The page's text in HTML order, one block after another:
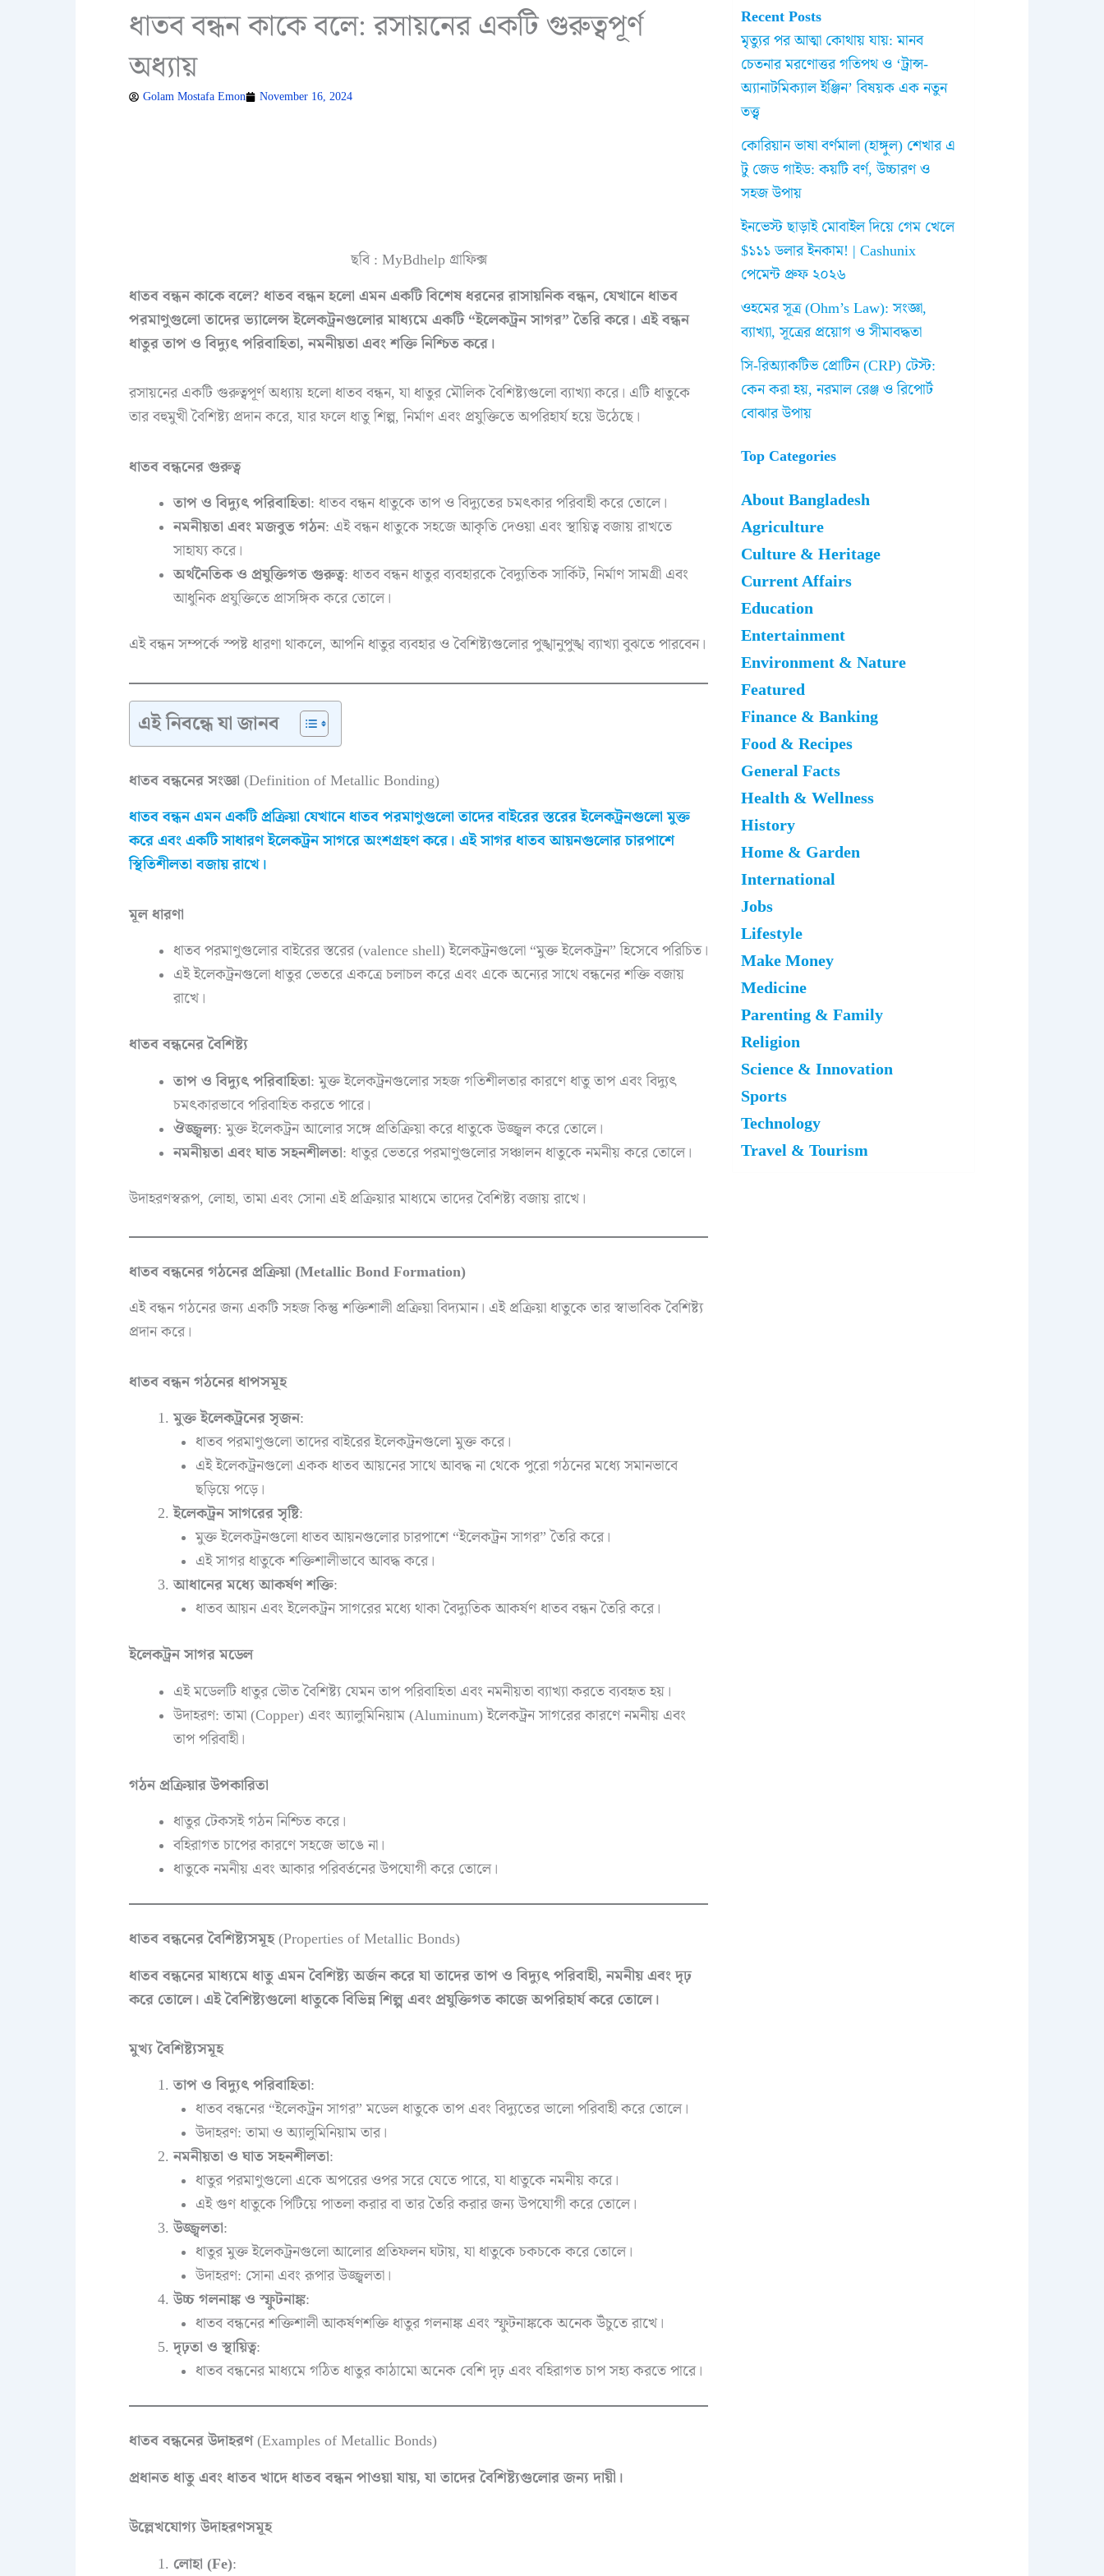
ধাতব বন্ধন কাকে বলে: রসায়নের একটি গুরুত্বপূর্ণ
অধ্যায়
Golam Mostafa Emon November 16, 2024
ছবি : MyBdhelp গ্রাফিক্স
ধাতব বন্ধন কাকে বলে? ধাতব বন্ধন হলো এমন একটি বিশেষ ধরনের রাসায়নিক বন্ধন, যেখানে ধাতব
পরমাণুগুলো তাদের ভ্যালেন্স ইলেকট্রনগুলোর মাধ্যমে একটি “ইলেকট্রন সাগর” তৈরি করে। এই বন্ধন
ধাতুর তাপ ও বিদ্যুৎ পরিবাহিতা, নমনীয়তা এবং শক্তি নিশ্চিত করে।
রসায়নের একটি গুরুত্বপূর্ণ অধ্যায় হলো ধাতব বন্ধন, যা ধাতুর মৌলিক বৈশিষ্ট্যগুলো ব্যাখ্যা করে। এটি ধাতুকে
তার বহুমুখী বৈশিষ্ট্য প্রদান করে, যার ফলে ধাতু শিল্প, নির্মাণ এবং প্রযুক্তিতে অপরিহার্য হয়ে উঠেছে।
ধাতব বন্ধনের গুরুত্ব
তাপ ও বিদ্যুৎ পরিবাহিতা: ধাতব বন্ধন ধাতুকে তাপ ও বিদ্যুতের চমৎকার পরিবাহী করে তোলে।
নমনীয়তা এবং মজবুত গঠন: এই বন্ধন ধাতুকে সহজে আকৃতি দেওয়া এবং স্থায়িত্ব বজায় রাখতে
সাহায্য করে।
অর্থনৈতিক ও প্রযুক্তিগত গুরুত্ব: ধাতব বন্ধন ধাতুর ব্যবহারকে বৈদ্যুতিক সার্কিট, নির্মাণ সামগ্রী এবং
আধুনিক প্রযুক্তিতে প্রাসঙ্গিক করে তোলে।
এই বন্ধন সম্পর্কে স্পষ্ট ধারণা থাকলে, আপনি ধাতুর ব্যবহার ও বৈশিষ্ট্যগুলোর পুঙ্খানুপুঙ্খ ব্যাখ্যা বুঝতে পারবেন।
এই নিবন্ধে যা জানব
ধাতব বন্ধনের সংজ্ঞা (Definition of Metallic Bonding)
ধাতব বন্ধন এমন একটি প্রক্রিয়া যেখানে ধাতব পরমাণুগুলো তাদের বাইরের স্তরের ইলেকট্রনগুলো মুক্ত
করে এবং একটি সাধারণ ইলেকট্রন সাগরে অংশগ্রহণ করে। এই সাগর ধাতব আয়নগুলোর চারপাশে
স্থিতিশীলতা বজায় রাখে।
মূল ধারণা
ধাতব পরমাণুগুলোর বাইরের স্তরের (valence shell) ইলেকট্রনগুলো “মুক্ত ইলেকট্রন” হিসেবে পরিচিত।
এই ইলেকট্রনগুলো ধাতুর ভেতরে একত্রে চলাচল করে এবং একে অন্যের সাথে বন্ধনের শক্তি বজায়
রাখে।
ধাতব বন্ধনের বৈশিষ্ট্য
তাপ ও বিদ্যুৎ পরিবাহিতা: মুক্ত ইলেকট্রনগুলোর সহজ গতিশীলতার কারণে ধাতু তাপ এবং বিদ্যুৎ
চমৎকারভাবে পরিবাহিত করতে পারে।
ঔজ্জ্বল্য: মুক্ত ইলেকট্রন আলোর সঙ্গে প্রতিক্রিয়া করে ধাতুকে উজ্জ্বল করে তোলে।
নমনীয়তা এবং ঘাত সহনশীলতা: ধাতুর ভেতরে পরমাণুগুলোর সঞ্চালন ধাতুকে নমনীয় করে তোলে।
উদাহরণস্বরূপ, লোহা, তামা এবং সোনা এই প্রক্রিয়ার মাধ্যমে তাদের বৈশিষ্ট্য বজায় রাখে।
ধাতব বন্ধনের গঠনের প্রক্রিয়া (Metallic Bond Formation)
এই বন্ধন গঠনের জন্য একটি সহজ কিন্তু শক্তিশালী প্রক্রিয়া বিদ্যমান। এই প্রক্রিয়া ধাতুকে তার স্বাভাবিক বৈশিষ্ট্য
প্রদান করে।
ধাতব বন্ধন গঠনের ধাপসমূহ
মুক্ত ইলেকট্রনের সৃজন:
ধাতব পরমাণুগুলো তাদের বাইরের ইলেকট্রনগুলো মুক্ত করে।
এই ইলেকট্রনগুলো একক ধাতব আয়নের সাথে আবদ্ধ না থেকে পুরো গঠনের মধ্যে সমানভাবে
ছড়িয়ে পড়ে।
ইলেকট্রন সাগরের সৃষ্টি:
মুক্ত ইলেকট্রনগুলো ধাতব আয়নগুলোর চারপাশে “ইলেকট্রন সাগর” তৈরি করে।
এই সাগর ধাতুকে শক্তিশালীভাবে আবদ্ধ করে।
আধানের মধ্যে আকর্ষণ শক্তি:
ধাতব আয়ন এবং ইলেকট্রন সাগরের মধ্যে থাকা বৈদ্যুতিক আকর্ষণ ধাতব বন্ধন তৈরি করে।
ইলেকট্রন সাগর মডেল
এই মডেলটি ধাতুর ভৌত বৈশিষ্ট্য যেমন তাপ পরিবাহিতা এবং নমনীয়তা ব্যাখ্যা করতে ব্যবহৃত হয়।
উদাহরণ: তামা (Copper) এবং অ্যালুমিনিয়াম (Aluminum) ইলেকট্রন সাগরের কারণে নমনীয় এবং
তাপ পরিবাহী।
গঠন প্রক্রিয়ার উপকারিতা
ধাতুর টেকসই গঠন নিশ্চিত করে।
বহিরাগত চাপের কারণে সহজে ভাঙে না।
ধাতুকে নমনীয় এবং আকার পরিবর্তনের উপযোগী করে তোলে।
ধাতব বন্ধনের বৈশিষ্ট্যসমূহ (Properties of Metallic Bonds)
ধাতব বন্ধনের মাধ্যমে ধাতু এমন বৈশিষ্ট্য অর্জন করে যা তাদের তাপ ও বিদ্যুৎ পরিবাহী, নমনীয় এবং দৃঢ়
করে তোলে। এই বৈশিষ্ট্যগুলো ধাতুকে বিভিন্ন শিল্প এবং প্রযুক্তিগত কাজে অপরিহার্য করে তোলে।
মুখ্য বৈশিষ্ট্যসমূহ
তাপ ও বিদ্যুৎ পরিবাহিতা:
ধাতব বন্ধনের “ইলেকট্রন সাগর” মডেল ধাতুকে তাপ এবং বিদ্যুতের ভালো পরিবাহী করে তোলে।
উদাহরণ: তামা ও অ্যালুমিনিয়াম তার।
নমনীয়তা ও ঘাত সহনশীলতা:
ধাতুর পরমাণুগুলো একে অপরের ওপর সরে যেতে পারে, যা ধাতুকে নমনীয় করে।
এই গুণ ধাতুকে পিটিয়ে পাতলা করার বা তার তৈরি করার জন্য উপযোগী করে তোলে।
উজ্জ্বলতা:
ধাতুর মুক্ত ইলেকট্রনগুলো আলোর প্রতিফলন ঘটায়, যা ধাতুকে চকচকে করে তোলে।
উদাহরণ: সোনা এবং রূপার উজ্জ্বলতা।
উচ্চ গলনাঙ্ক ও স্ফুটনাঙ্ক:
ধাতব বন্ধনের শক্তিশালী আকর্ষণশক্তি ধাতুর গলনাঙ্ক এবং স্ফুটনাঙ্ককে অনেক উঁচুতে রাখে।
দৃঢ়তা ও স্থায়িত্ব:
ধাতব বন্ধনের মাধ্যমে গঠিত ধাতুর কাঠামো অনেক বেশি দৃঢ় এবং বহিরাগত চাপ সহ্য করতে পারে।
ধাতব বন্ধনের উদাহরণ (Examples of Metallic Bonds)
প্রধানত ধাতু এবং ধাতব খাদে ধাতব বন্ধন পাওয়া যায়, যা তাদের বৈশিষ্ট্যগুলোর জন্য দায়ী।
উল্লেখযোগ্য উদাহরণসমূহ
লোহা (Fe):
Recent Posts
মৃত্যুর পর আত্মা কোথায় যায়: মানব
চেতনার মরণোত্তর গতিপথ ও ‘ট্রান্স-
অ্যানাটমিক্যাল ইঞ্জিন’ বিষয়ক এক নতুন
তত্ত্ব
কোরিয়ান ভাষা বর্ণমালা (হাঙ্গুল) শেখার এ
টু জেড গাইড: কয়টি বর্ণ, উচ্চারণ ও
সহজ উপায়
ইনভেস্ট ছাড়াই মোবাইল দিয়ে গেম খেলে
$১১১ ডলার ইনকাম! | Cashunix
পেমেন্ট প্রুফ ২০২৬
ওহমের সূত্র (Ohm’s Law): সংজ্ঞা,
ব্যাখ্যা, সূত্রের প্রয়োগ ও সীমাবদ্ধতা
সি-রিঅ্যাকটিভ প্রোটিন (CRP) টেস্ট:
কেন করা হয়, নরমাল রেঞ্জ ও রিপোর্ট
বোঝার উপায়
Top Categories
About Bangladesh
Agriculture
Culture & Heritage
Current Affairs
Education
Entertainment
Environment & Nature
Featured
Finance & Banking
Food & Recipes
General Facts
Health & Wellness
History
Home & Garden
International
Jobs
Lifestyle
Make Money
Medicine
Parenting & Family
Religion
Science & Innovation
Sports
Technology
Travel & Tourism